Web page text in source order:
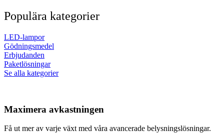
Populära kategorier
LED-lampor
Gödningsmedel
Erbjudanden
Paketlösningar
Se alla kategorier
Maximera avkastningen
Få ut mer av varje växt med våra avancerade belysningslösningar.